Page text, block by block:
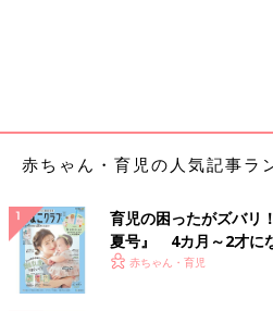
赤ちゃん・育児の人気記事ラ
育児の困ったがズバリ
夏号』 4カ月～2才に
いっぱい！
赤ちゃん・育児